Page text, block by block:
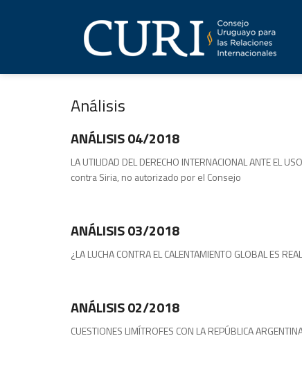
Análisis
Análisis
ANÁLISIS 04/2018
LA UTILIDAD DEL DERECHO INTERNACIONAL ANTE EL
contra Siria, no autorizado por el Consejo
ANÁLISIS 03/2018
¿LA LUCHA CONTRA EL CALENTAMIENTO
ANÁLISIS 02/2018
CUESTIONES LIMÍTROFES CON LA REPÚBLICA